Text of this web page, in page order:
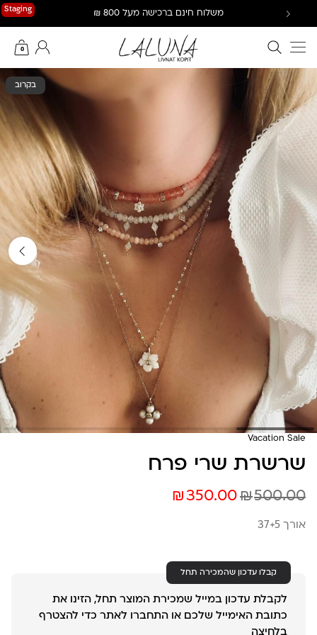
Staging משלוח חינם ברכישה מעל 800 ₪
חיפוש באתר
0
החשבון שלי
בקרוב
Vacation Sale
שרשרת שרי פרח
₪350.00₪500.00
אורך 37+5
קבלו עדכון שהמכירה תחל
לקבלת עדכון במייל שמכירת המוצר תחל, הזינו את
כתובת האימייל שלכם או התחברו לאתר כדי להצטרף
בלחיצה